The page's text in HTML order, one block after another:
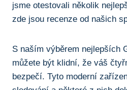
jsme otestovali několik
zde jsou recenze od našich
S naším výběrem nejlepších
můžete být klidní, že váš
bezpečí. Tyto moderní